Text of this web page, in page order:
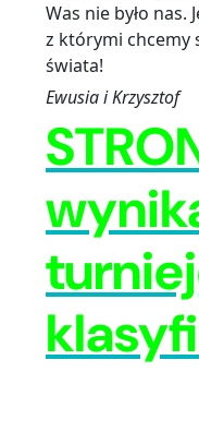
Was nie było nas.
z którymi chcemy
świata!
Ewusia i Krzysztof